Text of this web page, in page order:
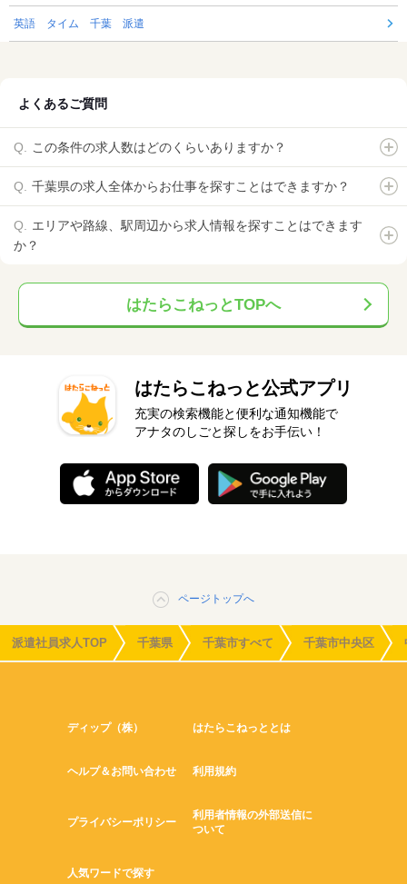
英語 タイム 千葉 派遣
よくあるご質問
この条件の求人数はどのくらいありますか？
千葉県の求人全体からお仕事を探すことはできますか？
エリアや路線、駅周辺から求人情報を探すことはできます
か？
はたらこねっとTOPへ
はたらこねっと公式アプリ
充実の検索機能と便利な通知機能で
アナタのしごと探しをお手伝い！
ページトップへ
派遣社員求人TOP 千葉県 千葉市すべて 千葉市中央区
ディップ（株） はたらこねっととは
ヘルプ＆お問い合わせ 利用規約
プライバシーポリシー
利用者情報の外部送信に
ついて
人気ワードで探す